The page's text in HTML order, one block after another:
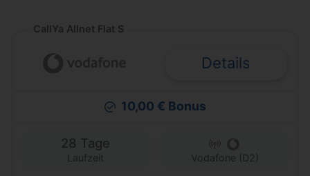
CallYa Allnet Flat S
Details
10,00 € Bonus
28 Tage
Laufzeit Vodafone (D2)